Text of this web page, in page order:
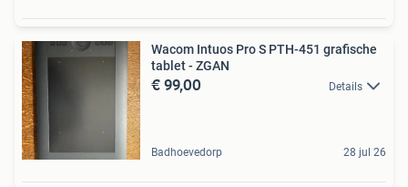
Wacom Intuos Pro S PTH-451 grafische
tablet - ZGAN
€ 99,00 Details
Badhoevedorp 28 jul 26